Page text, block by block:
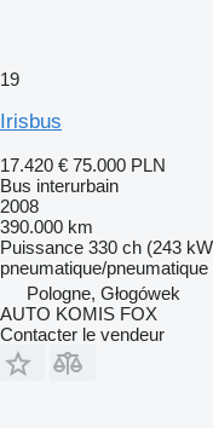
19
Irisbus
17.420 € 75.000 PLN
Bus interurbain
2008
390.000 km
Puissance 330 ch (243
pneumatique/pneumatique
Pologne, Głogówek
AUTO KOMIS FOX
Contacter le vendeur